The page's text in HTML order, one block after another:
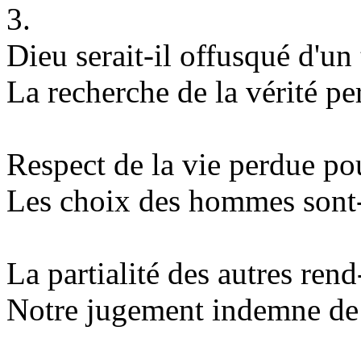
3.
Dieu serait-il offusqué d'un
La recherche de la vérité
Respect de la vie perdue
Les choix des hommes
La partialité des autres
Notre jugement indemne